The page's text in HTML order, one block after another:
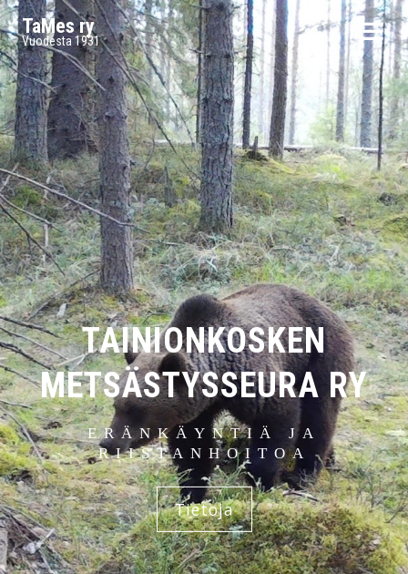
TaMes ry
Vuodesta 1931
TAINIONKOSKEN
METSÄSTYSSEURA RY
ERÄNKÄYNTIÄ JA
RIISTANHOITOA
Tietoja